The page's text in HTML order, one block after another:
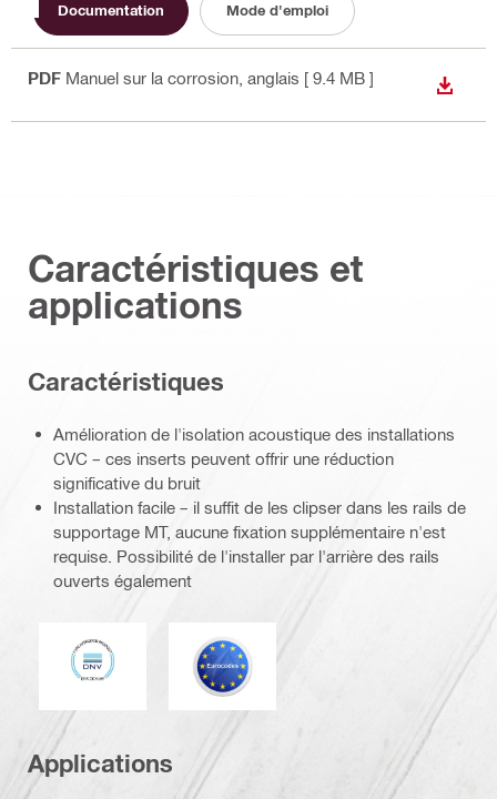
Documentation Mode d'emploi
PDF Manuel sur la corrosion , anglais [ 9.4 MB ]
Caractéristiques et
applications
Caractéristiques
Amélioration de l'isolation acoustique des installations
CVC – ces inserts peuvent offrir une réduction
significative du bruit
Installation facile – il suffit de les clipser dans les rails de
supportage MT, aucune fixation supplémentaire n'est
requise. Possibilité de l'installer par l'arrière des rails
ouverts également
DNV Eurocode
Applications